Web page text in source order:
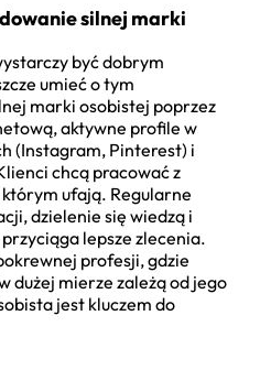
silnej marki
być dobrym
umieć o tym
marki osobistej poprzez
aktywne profile w
(Instagram, Pinterest) i
chcą pracować z
ufają. Regularne
dzielenie się wiedzą i
lepsze zlecenia.
profesji, gdzie
dużej mierze zależą od jego
jest kluczem do